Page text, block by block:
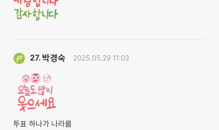
27. 박경숙 2025.05.29 11:03
투표 하나가 나라를